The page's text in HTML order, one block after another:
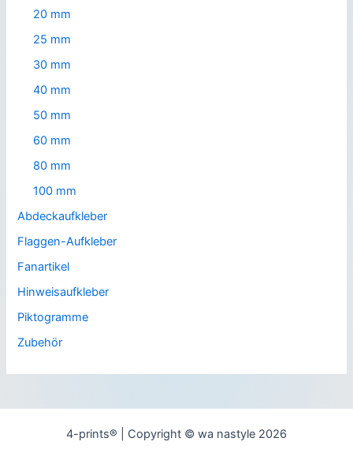
20 mm
25 mm
30 mm
40 mm
50 mm
60 mm
80 mm
100 mm
Abdeckaufkleber
Flaggen-Aufkleber
Fanartikel
Hinweisaufkleber
Piktogramme
Zubehör
4-prints® | Copyright © wa nastyle 2026